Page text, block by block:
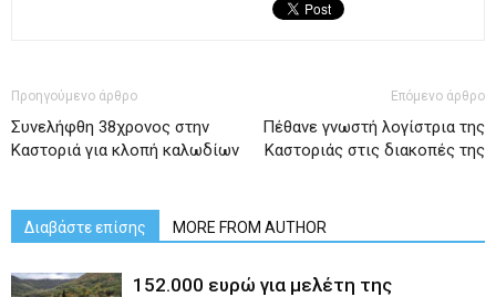
Προηγούμενο άρθρο
Συνελήφθη 38χρονος στην
Καστοριά για κλοπή καλωδίων
Επόμενο άρθρο
Πέθανε γνωστή λογίστρια της
Καστοριάς στις διακοπές της
Διαβάστε επίσης MORE FROM AUTHOR
152.000 ευρώ για μελέτη της